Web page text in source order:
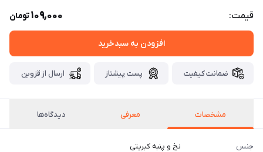
قیمت: 109,000تومان
افزودن به سبدخرید
ضمانت کیفیت پست پیشتاز ارسال از قزوین
مشخصات معرفی دیدگاه‌ها
جنس نخ و پنبه کبریتی